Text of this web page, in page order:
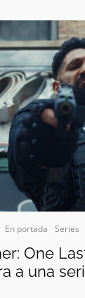
En portada Series
One
a una